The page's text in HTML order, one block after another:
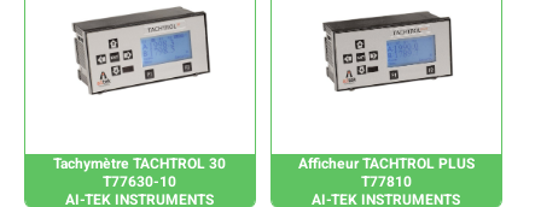
Tachymètre TACHTROL 30
T77630-10
AI-TEK INSTRUMENTS
Afficheur TACHTROL PLUS
T77810
AI-TEK INSTRUMENTS